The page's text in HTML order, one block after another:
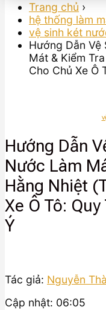
Trang chủ ›
hệ thống làm
vệ sinh két
Hướng Dẫn Vệ
Mát & Kiểm
Cho Chủ Xe Ô
Hướng Dẫn
Nước Làm
Hằng Nhiệt
Xe Ô Tô:
Ý
Tác giả: Nguyễn
Cập nhật: 06:05